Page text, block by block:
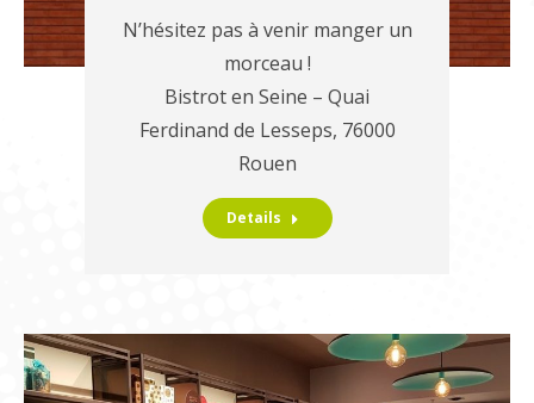
N’hésitez pas à venir manger un
morceau !
Bistrot en Seine – Quai
Ferdinand de Lesseps, 76000
Rouen
Details